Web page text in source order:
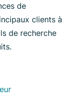
de
clients à
de recherche